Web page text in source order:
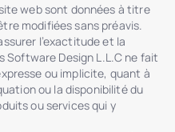
web sont données à titre
modifiées sans préavis.
l’exactitude et la
Design L.L.C ne fait
ou implicite, quant à
ou la disponibilité du
ou services qui y